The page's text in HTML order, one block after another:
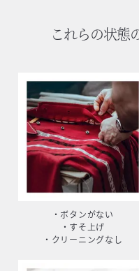
これらの状態
・ボタンがない
・すそ上げ
・クリーニングなし